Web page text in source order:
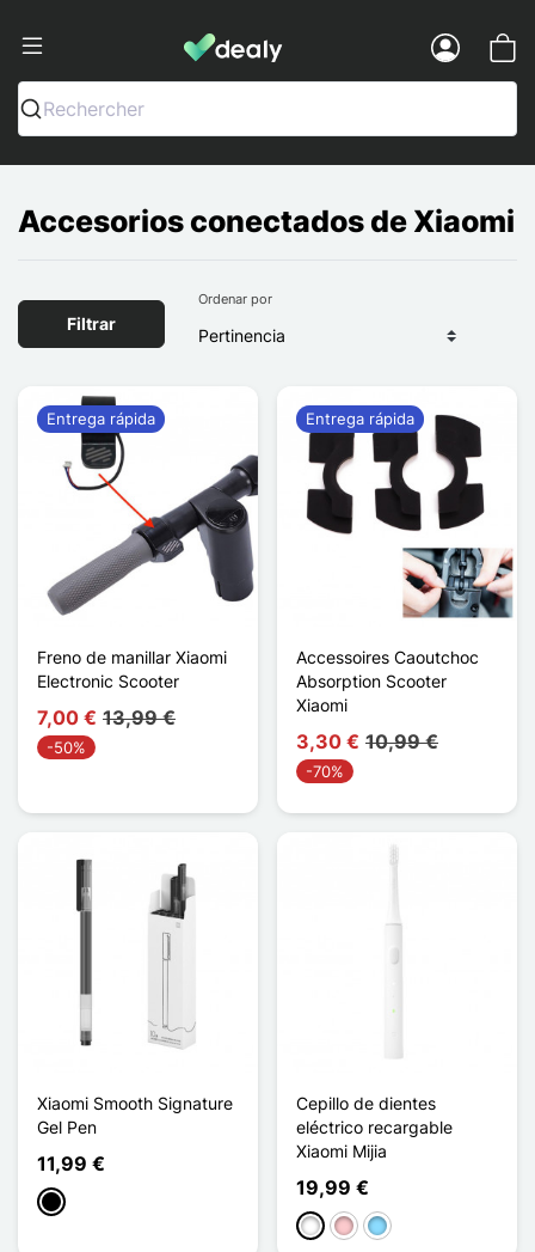
Dealy - Fundas y accesorios para
Rechercher
Accesorios conectados de Xiaomi
Filtrar
Ordenar por
Freno de manillar Xiaomi
Electronic Scooter
7,00 € 13,99 €
-50%
Entrega rápida
Accessoires Caoutchoc
Absorption Scooter
Xiaomi
3,30 € 10,99 €
-70%
Entrega rápida
Xiaomi Smooth Signature
Gel Pen
11,99 €
Negro
Cepillo de dientes
eléctrico recargable
Xiaomi Mijia
19,99 €
BlancoRosaAzul claro